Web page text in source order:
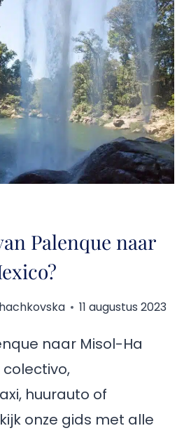
Palenque naar
11 augustus 2023
naar Misol-Ha
huurauto of
onze gids met alle